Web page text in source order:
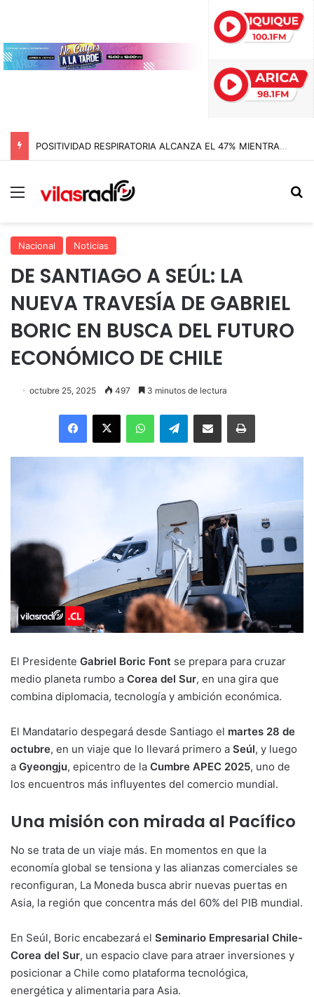
POSITIVIDAD RESPIRATORIA ALCANZA EL 47% MIENTRAS EL RINOVIRUS LIDERARÁ LOS CONTAGIOS
Menú
Nacional Noticias
DE SANTIAGO A SEÚL: LA
NUEVA TRAVESÍA DE GABRIEL
BORIC EN BUSCA DEL FUTURO
ECONÓMICO DE CHILE
octubre 25, 2025 497 3 minutos de lectura
Facebook
X WhatsAppTelegramEnviar vía email Imprimir
El Presidente Gabriel Boric Font se prepara para cruzar
medio planeta rumbo a Corea del Sur, en una gira que
combina diplomacia, tecnología y ambición económica.
El Mandatario despegará desde Santiago el martes 28 de
octubre, en un viaje que lo llevará primero a Seúl, y luego
a Gyeongju, epicentro de la Cumbre APEC 2025, uno de
los encuentros más influyentes del comercio mundial.
Una misión con mirada al Pacífico
No se trata de un viaje más. En momentos en que la
economía global se tensiona y las alianzas comerciales se
reconfiguran, La Moneda busca abrir nuevas puertas en
Asia, la región que concentra más del 60% del PIB mundial.
En Seúl, Boric encabezará el Seminario Empresarial Chile-
Corea del Sur, un espacio clave para atraer inversiones y
posicionar a Chile como plataforma tecnológica,
energética y alimentaria para Asia.